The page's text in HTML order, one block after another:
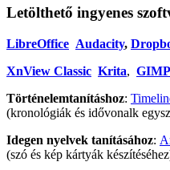
Letölthető ingyenes
LibreOffice Audacity,
XnView Classic Krita, GIMP
Történelemtanításhoz:
(kronológiák és idővonalk
Idegen nyelvek tanításához:
(szó és kép kártyák